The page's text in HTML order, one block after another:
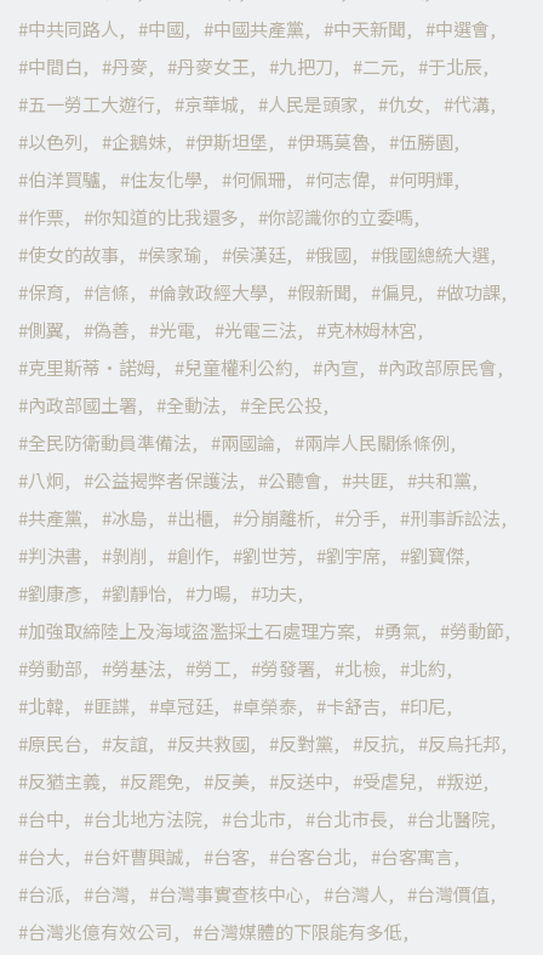
中共同路人
中國 中國共產黨 中天新聞
中選會
中間白
丹麥 丹麥女王 九把刀 二元
于北辰
五一勞工大遊行
京華城 人民是頭家 仇女
代溝
以色列
企鵝妹 伊斯坦堡 伊瑪莫魯
伍勝園
伯洋買驢
住友化學 何佩珊 何志偉
何明輝
作票
你知道的比我還多
你認識你的立委嗎
使女的故事
侯家瑜 侯漢廷 俄國
俄國總統大選
保育
信條 倫敦政經大學 假新聞 偏見
做功課
側翼
偽善 光電 光電三法
克林姆林宮
克里斯蒂·諾姆
兒童權利公約 內宣
內政部原民會
內政部國土署
全動法
全民公投
全民防衛動員準備法
兩國論
兩岸人民關係條例
八炯
公益揭弊者保護法 公聽會 共匪
共和黨
共產黨
冰島 出櫃 分崩離析 分手
刑事訴訟法
判決書
剝削 創作 劉世芳 劉宇席
劉寶傑
劉康彥
劉靜怡 力暘
功夫
加強取締陸上及海域盜濫採土石處理方案
勇氣
勞動節
勞動部
勞基法 勞工 勞發署 北檢
北約
北韓
匪諜 卓冠廷 卓榮泰 卡舒吉
印尼
原民台
友誼 反共救國 反對黨 反抗
反烏托邦
反猶主義
反罷免 反美 反送中 受虐兒
叛逆
台中
台北地方法院 台北市 台北市長
台北醫院
台大
台奸曹興誠 台客 台客台北
台客寓言
台派
台灣 台灣事實查核中心 台灣人
台灣價值
台灣兆億有效公司
台灣媒體的下限能有多低